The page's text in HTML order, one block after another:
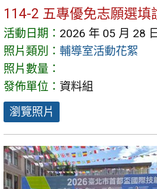
114-2 五專優免志願選填
活動日期： 2026 年 05 月 28 日
照片類別： 輔導室活動花絮
照片數量：
發佈單位： 資料組
瀏覽照片